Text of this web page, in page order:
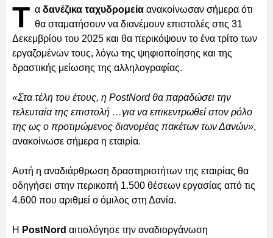
Τ α δανέζικα ταχυδρομεία ανακοίνωσαν σήμερα ότι
θα σταματήσουν να διανέμουν επιστολές στις 31
Δεκεμβρίου του 2025 και θα περικόψουν το ένα τρίτο των
εργαζομένων τους, λόγω της ψηφιοποίησης και της
δραστικής μείωσης της αλληλογραφίας.
«Στα τέλη του έτους, η PostNord θα παραδώσει την
τελευταία της επιστολή …για να επικεντρωθεί στον ρόλο
της ως ο προτιμώμενος διανομέας πακέτων των Δανών»,
ανακοίνωσε σήμερα η εταιρία.
Αυτή η αναδιάρθρωση δραστηριοτήτων της εταιρίας θα
οδηγήσει στην περικοπή 1.500 θέσεων εργασίας από τις
4.600 που αριθμεί ο όμιλος στη Δανία.
Η PostNord αιτιολόγησε την αναδιοργάνωση